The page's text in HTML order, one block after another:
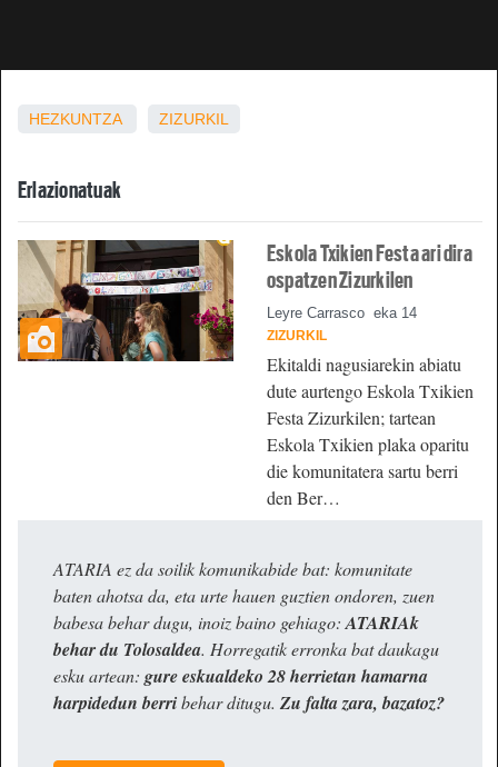
HEZKUNTZA ZIZURKIL
Erlazionatuak
Eskola Txikien Festa ari dira
ospatzen Zizurkilen
Leyre Carrasco eka 14
ZIZURKIL
Ekitaldi nagusiarekin abiatu
dute aurtengo Eskola Txikien
Festa Zizurkilen; tartean
Eskola Txikien plaka oparitu
die komunitatera sartu berri
den Ber…
ATARIA ez da soilik komunikabide bat: komunitate
baten ahotsa da, eta urte hauen guztien ondoren, zuen
babesa behar dugu, inoiz baino gehiago: ATARIAk
behar du Tolosaldea. Horregatik erronka bat daukagu
esku artean: gure eskualdeko 28 herrietan hamarna
harpidedun berribehar ditugu. Zu falta zara, bazatoz?